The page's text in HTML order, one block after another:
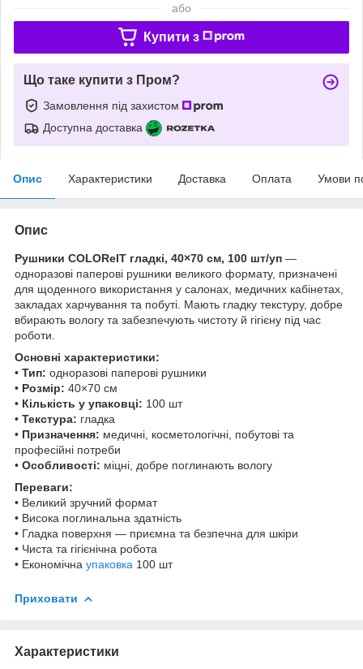
або
Купити з
Що таке купити з Пром?
Замовлення під захистом
Доступна доставка
Опис Характеристики Доставка Оплата Умови
Опис
Рушники COLOReIT гладкі, 40×70 см, 100 шт/уп —
одноразові паперові рушники великого формату, призначені
для щоденного використання у салонах, медичних кабінетах,
закладах харчування та побуті. Мають гладку текстуру, добре
вбирають вологу та забезпечують чистоту й гігієну під час
роботи.
Основні характеристики:
• Тип: одноразові паперові рушники
• Розмір: 40×70 см
• Кількість у упаковці: 100 шт
• Текстура: гладка
• Призначення: медичні, косметологічні, побутові та
професійні потреби
• Особливості: міцні, добре поглинають вологу
Переваги:
• Великий зручний формат
• Висока поглинальна здатність
• Гладка поверхня — приємна та безпечна для шкіри
• Чиста та гігієнічна робота
• Економічна упаковка 100 шт
Приховати
Характеристики